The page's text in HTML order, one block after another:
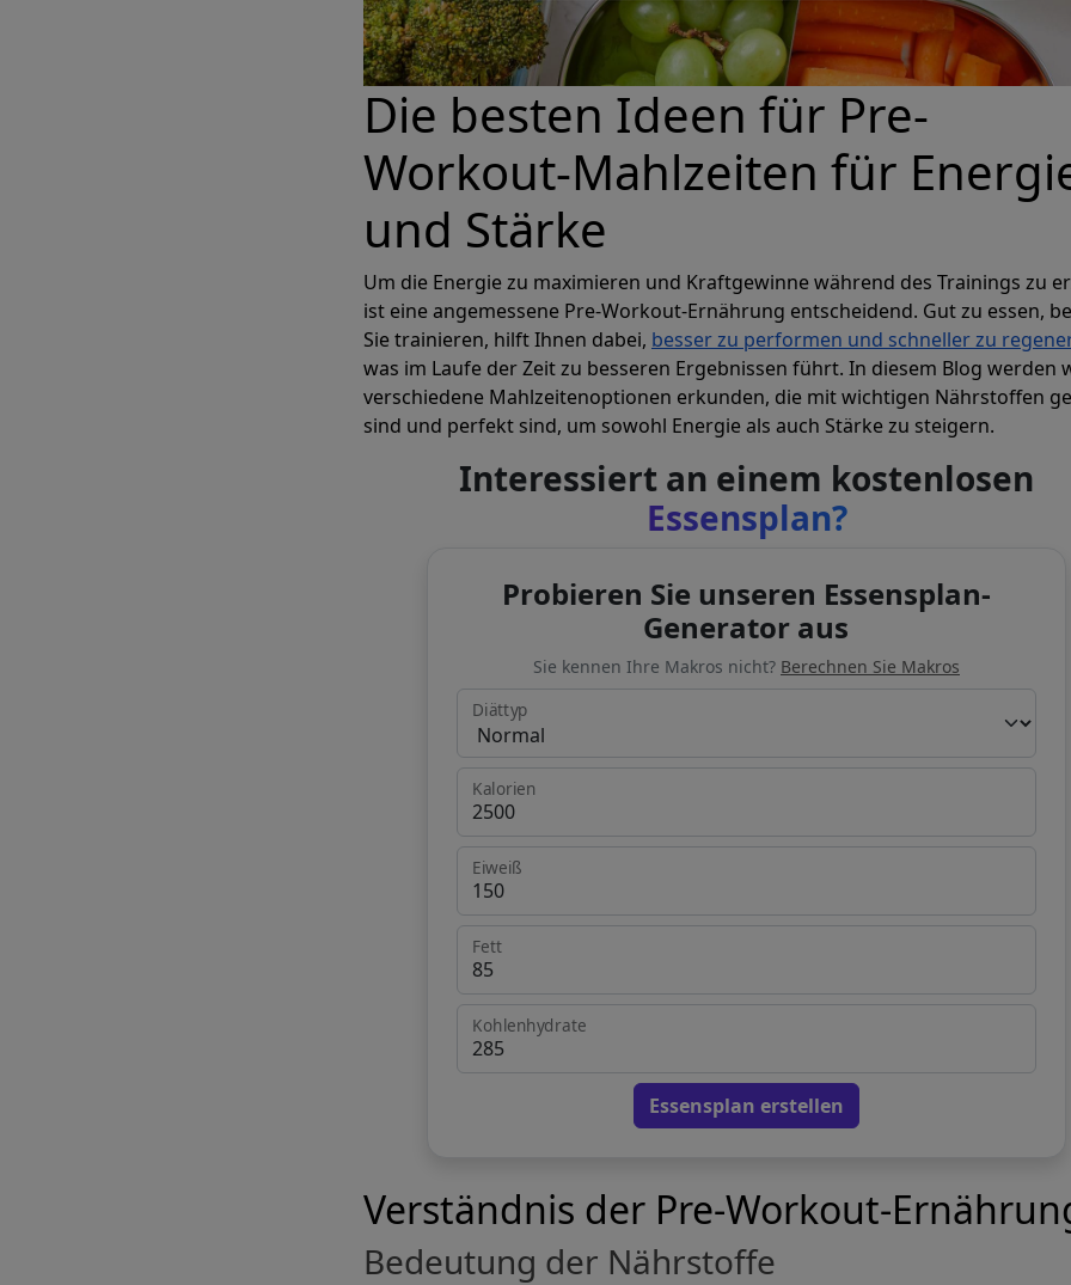
Die besten Ideen für Pre-
Workout-Mahlzeiten für
und Stärke
Um die Energie zu maximieren und Kraftgewinne während des Trainings zu
ist eine angemessene Pre-Workout-Ernährung entscheidend. Gut zu essen,
Sie trainieren, hilft Ihnen dabei, besser zu performen und schneller zu
was im Laufe der Zeit zu besseren Ergebnissen führt. In diesem Blog werden
verschiedene Mahlzeitenoptionen erkunden, die mit wichtigen Nährstoffen
sind und perfekt sind, um sowohl Energie als auch Stärke zu steigern.
Interessiert an einem kostenlosen
Essensplan?
Probieren Sie unseren Essensplan-
Generator aus
Sie kennen Ihre Makros nicht? Berechnen Sie Makros
Diättyp
Kalorien
Eiweiß
Fett
Kohlenhydrate
Essensplan erstellen
Verständnis der Pre-Workout-
Bedeutung der Nährstoffe